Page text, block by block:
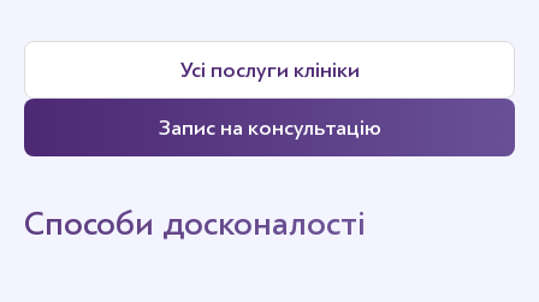
Усі послуги клініки
Запис на консультацію
Способи досконалості